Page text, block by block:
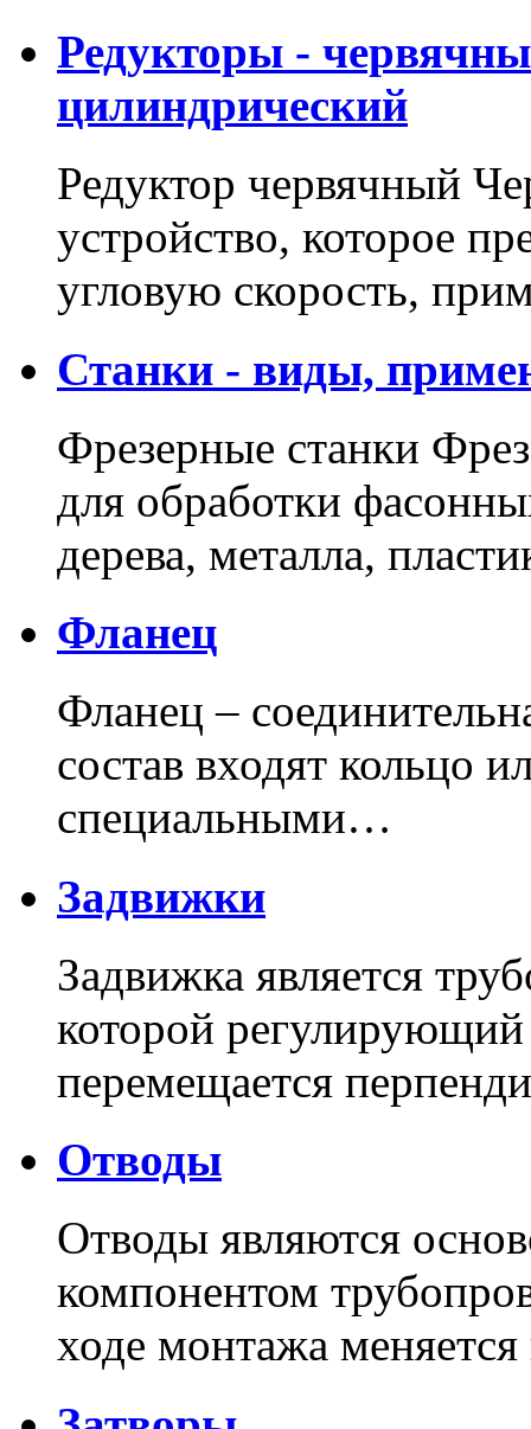
Редукторы -
цилиндрический
Редуктор червячный
устройство, которое
угловую скорость,
Станки - виды,
Фрезерные станки
для обработки
дерева, металла,
Фланец
Фланец –
состав входят кольцо
специальными…
Задвижки
Задвижка является
которой
перемещается
Отводы
Отводы являются
компонентом
ходе монтажа